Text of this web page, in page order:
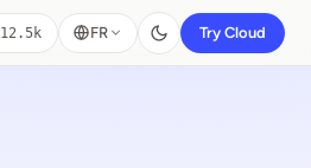
12.5k FR Try Cloud